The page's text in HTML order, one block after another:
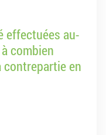
effectuées au-
combien
contrepartie en